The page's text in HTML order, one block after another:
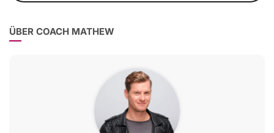
ÜBER COACH MATHEW